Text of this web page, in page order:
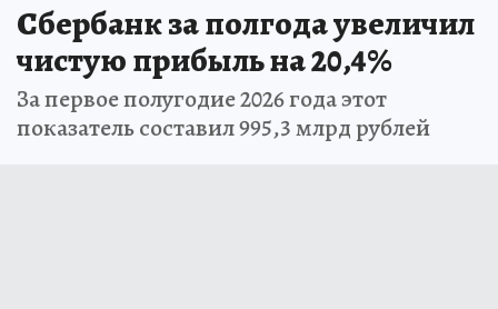
Сбербанк за полгода увеличил
чистую прибыль на 20,4%
За первое полугодие 2026 года этот
показатель составил 995,3 млрд рублей